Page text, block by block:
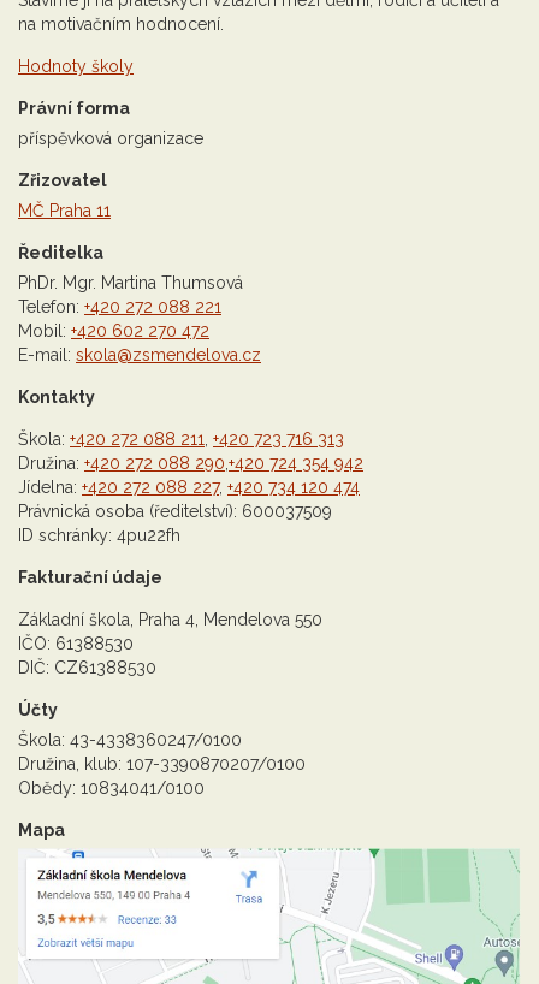
na motivačním hodnocení.
Hodnoty školy
Právní forma
příspěvková organizace
Zřizovatel
MČ Praha 11
Ředitelka
PhDr. Mgr. Martina Thumsová
Telefon: +420 272 088 221
Mobil: +420 602 270 472
E-mail: skola@zsmendelova.cz
Kontakty
Škola: +420 272 088 211 +420 723 716 313
Družina: +420 272 088 290 +420 724 354 942
Jídelna: +420 272 088 227, +420 734 120 474
Právnická osoba (ředitelství): 600037509
ID schránky: 4pu22fh
Fakturační údaje
Základní škola, Praha 4, Mendelova 550
IČO: 61388530
DIČ: CZ61388530
Účty
Škola: 43-4338360247/0100
Družina, klub: 107-3390870207/0100
Obědy: 10834041/0100
Mapa